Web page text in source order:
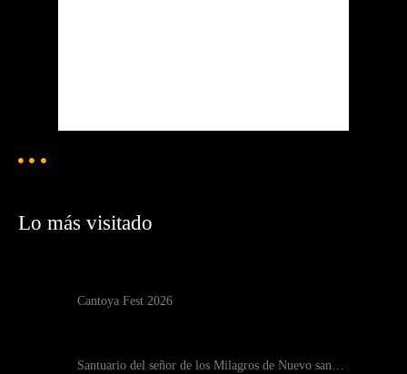
Lo más visitado
Cantoya Fest 2026
Santuario del señor de los Milagros de Nuevo san…